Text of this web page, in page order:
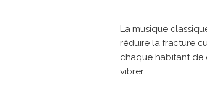
La musique
réduire la fracture
chaque habitant de
vibrer.